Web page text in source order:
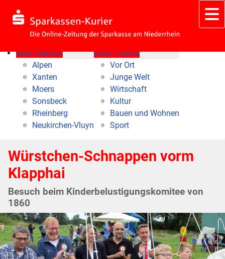
Nach Bereich
Alpen
Xanten
Moers
Sonsbeck
Rheinberg
Neukirchen-Vluyn
Nach Thema
Vor Ort
Junge Welt
Wirtschaft
Kultur
Bauen und Wohnen
Sport
Würstchen-Schnappen vorm
Klapphai
Besuch beim Kinderbelustigungskomitee von
1860